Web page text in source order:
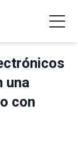
una
con